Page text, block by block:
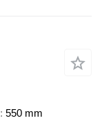
550 mm